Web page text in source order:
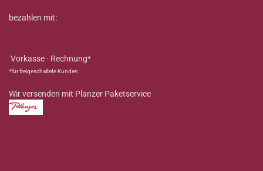
bezahlen mit:
Vorkasse · Rechnung*
*für freigeschaltete Kunden
Wir versenden mit Planzer Paketservice